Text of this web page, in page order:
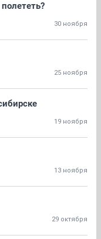
30 ноября
25 ноября
19 ноября
13 ноября
29 октября